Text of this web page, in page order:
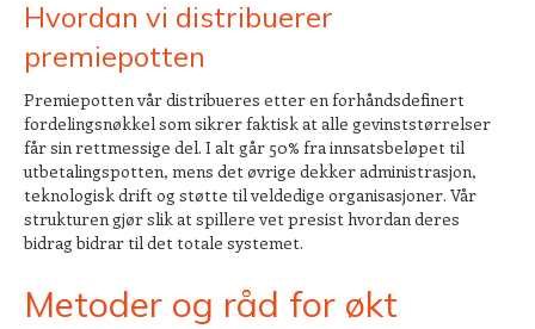
Hvordan vi distribuerer
premiepotten
Premiepotten vår distribueres etter en forhåndsdefinert
fordelingsnøkkel som sikrer faktisk at alle gevinststørrelser
får sin rettmessige del. I alt går 50% fra innsatsbeløpet til
utbetalingspotten, mens det øvrige dekker administrasjon,
teknologisk drift og støtte til veldedige organisasjoner. Vår
strukturen gjør slik at spillere vet presist hvordan deres
bidrag bidrar til det totale systemet.
Metoder og råd for økt